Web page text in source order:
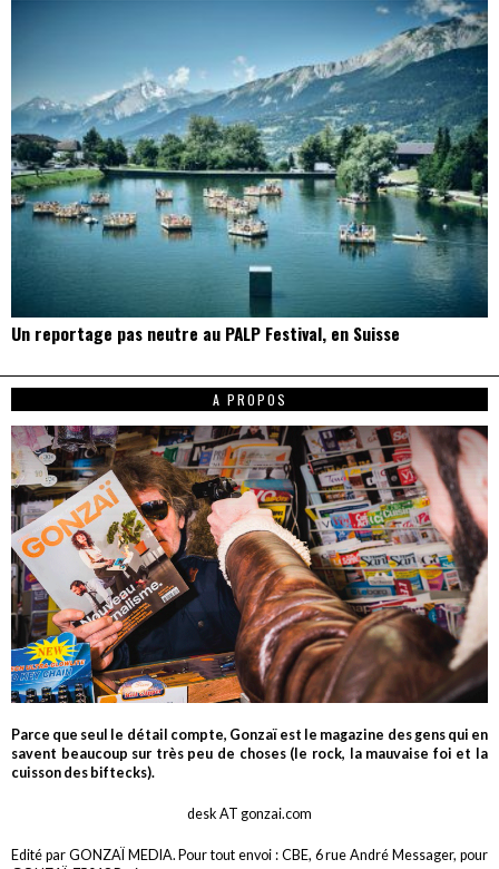
Un reportage pas neutre au PALP Festival, en Suisse
A PROPOS
Parce que seul le détail compte, Gonzaï est le magazine des gens qui en
savent beaucoup sur très peu de choses (le rock, la mauvaise foi et la
cuisson des biftecks).
desk AT gonzai.com
Edité par GONZAÏ MEDIA. Pour tout envoi : CBE, 6 rue André Messager, pour